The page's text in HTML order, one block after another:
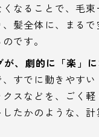
なることで、毛
髪全体に、まる
です。
、劇的に「楽」に
すでに動きやす
クスなどを、ごく
たかのような、